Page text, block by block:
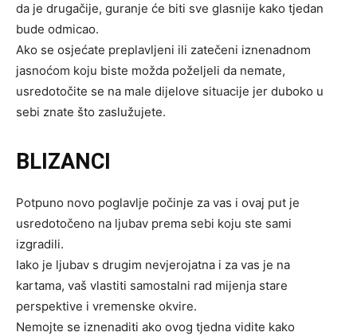
da je drugačije, guranje će biti sve glasnije kako tjedan
bude odmicao.
Ako se osjećate preplavljeni ili zatečeni iznenadnom
jasnoćom koju biste možda poželjeli da nemate,
usredotočite se na male dijelove situacije jer duboko u
sebi znate što zaslužujete.
BLIZANCI
Potpuno novo poglavlje počinje za vas i ovaj put je
usredotočeno na ljubav prema sebi koju ste sami
izgradili.
Iako je ljubav s drugim nevjerojatna i za vas je na
kartama, vaš vlastiti samostalni rad mijenja stare
perspektive i vremenske okvire.
Nemojte se iznenaditi ako ovog tjedna vidite kako